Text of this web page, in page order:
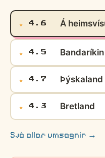
★ 4.6 Á
★ 4.5 Bandaríkin
★ 4.7 Þýskaland
★ 4.3 Bretland
Sjá allar umsagnir →